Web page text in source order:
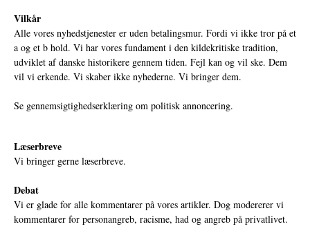
Vilkår
Alle vores nyhedstjenester er uden betalingsmur. Fordi vi ikke tror på et
a og et b hold. Vi har vores fundament i den kildekritiske tradition,
udviklet af danske historikere gennem tiden. Fejl kan og vil ske. Dem
vil vi erkende. Vi skaber ikke nyhederne. Vi bringer dem.
Se gennemsigtighedserklæring om politisk annoncering.
Læserbreve
Vi bringer gerne læserbreve.
Debat
Vi er glade for alle kommentarer på vores artikler. Dog modererer vi
kommentarer for personangreb, racisme, had og angreb på privatlivet.